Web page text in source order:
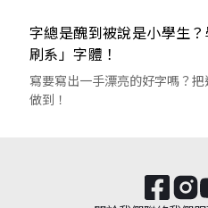
字總是醜到被說是小學生
刷系」字體！
寫要寫出一手漂亮的好字嗎？
做到！